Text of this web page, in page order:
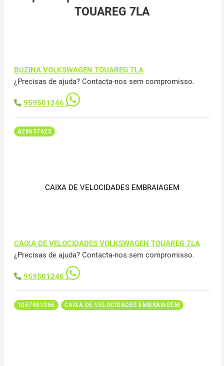
TOUAREG 7LA
BUZINA VOLKSWAGEN TOUAREG 7LA
¿Precisas de ajuda? Contacta-nos sem compromisso.
959501246
A28657625
CAIXA DE VELOCIDADES EMBRAIAGEM
CAIXA DE VELOCIDADES VOLKSWAGEN TOUAREG 7LA
¿Precisas de ajuda? Contacta-nos sem compromisso.
959501246
1067401066 CAIXA DE VELOCIDADES EMBRAIAGEM